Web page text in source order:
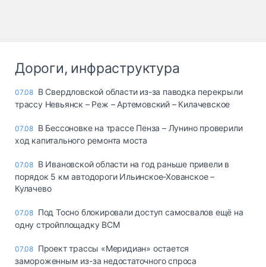
Дороги, инфраструктура
07.08 В Свердловской области из-за паводка перекрыли
трассу Невьянск – Реж – Артемовский – Килачевское
07.08 В Бессоновке на трассе Пенза – Лунино проверили
ход капитального ремонта моста
07.08 В Ивановской области на год раньше привели в
порядок 5 км автодороги Ильинское-Хованское –
Кулачево
07.08 Под Тосно блокировали доступ самосвалов ещё на
одну стройплощадку ВСМ
07.08 Проект трассы «Меридиан» остается
замороженным из-за недостаточного спроса